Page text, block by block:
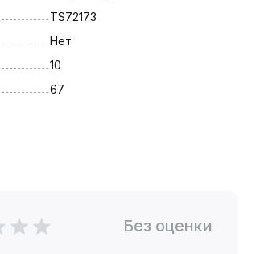
TS72173
Нет
10
67
Без оценки